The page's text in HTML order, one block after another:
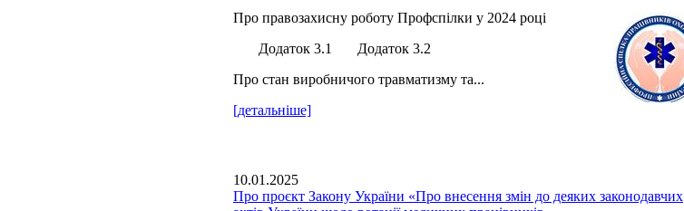
Про правозахисну роботу Профспілки у 2024 році
Додаток 3.1 Додаток 3.2
Про стан виробничого травматизму та...
[детальніше]
10.01.2025
Про проєкт Закону України «Про внесення змін до деяких законодавчих